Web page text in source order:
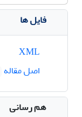
فایل ها
اصل مقاله
هم رسانی